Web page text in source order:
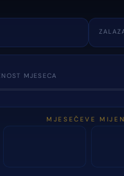
MJESECA
MJESEČEVE